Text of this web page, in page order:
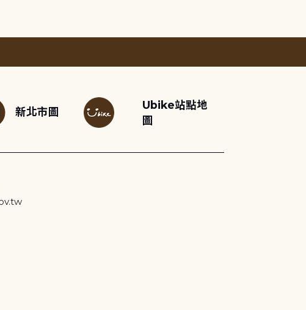
新北市圖
Ubike站點地
圖